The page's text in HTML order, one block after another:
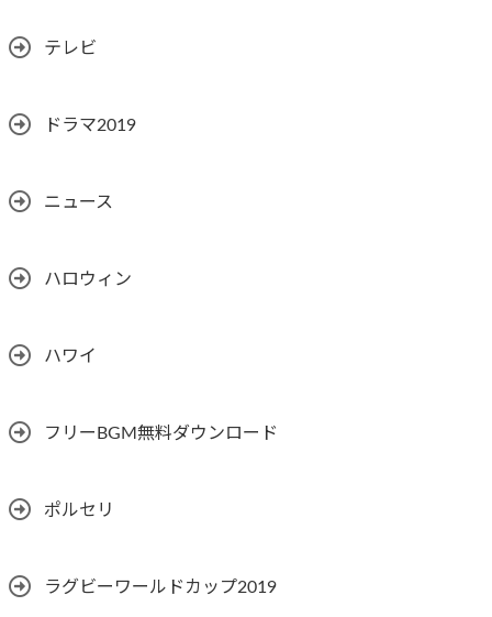
テレビ
ドラマ2019
ニュース
ハロウィン
ハワイ
フリーBGM無料ダウンロード
ポルセリ
ラグビーワールドカップ2019